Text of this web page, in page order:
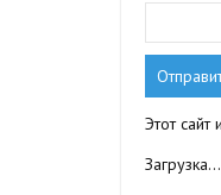
Этот
Загрузка...